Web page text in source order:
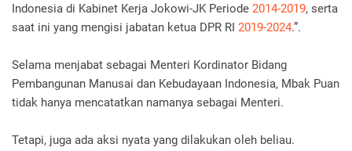
Indonesia di Kabinet Kerja Jokowi-JK Periode 2014-2019, serta
saat ini yang mengisi jabatan ketua DPR RI 2019-2024.”.
Selama menjabat sebagai Menteri Kordinator Bidang
Pembangunan Manusai dan Kebudayaan Indonesia, Mbak Puan
tidak hanya mencatatkan namanya sebagai Menteri.
Tetapi, juga ada aksi nyata yang dilakukan oleh beliau.